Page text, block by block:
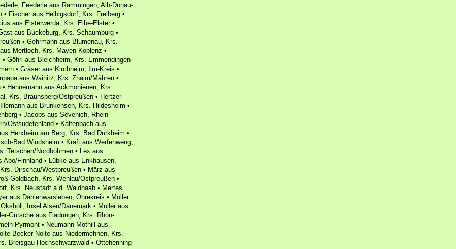
Feederle aus Rammingen, Alb-Donau-
Fischer aus Helbigsdorf, Krs. Freiberg •
aus Elsterwerda, Krs. Elbe-Elster •
aus Bückeburg, Krs. Schaumburg •
• Gehrmann aus Blumenau, Krs.
Mertloch, Krs. Mayen-Koblenz •
Göhri aus Bleichheim, Krs. Emmendingen
• Gräser aus Kirchheim, Ilm-Kreis •
aus Wainitz, Krs. Znaim/Mähren •
Hennemann aus Ackmonienen, Krs.
Krs. Braunsberg/Ostpreußen • Hertzer
aus Brunkensen, Krs. Hildesheim •
• Jacobs aus Sevenich, Rhein-
Ostsudetenland • Kaltenbach aus
Herxheim am Berg, Krs. Bad Dürkheim •
Bad Windsheim • Kraft aus Werfenweng,
Tetschen/Nordböhmen • Lex aus
Finnland • Lübke aus Enkhausen,
Dirschau/Westpreußen • März aus
Goldbach, Krs. Wehlau/Ostpreußen •
Krs. Neustadt a.d. Waldnaab • Mertes
aus Dahlenwarsleben, Ohrekreis • Möller
Insel Alsen/Dänemark • Müller aus
Gutsche aus Fladungen, Krs. Rhön-
Pyrmont • Neumann-Mothill aus
Becker Nolte aus Niedermehnen, Krs.
Breisgau-Hochschwarzwald • Ottehenning